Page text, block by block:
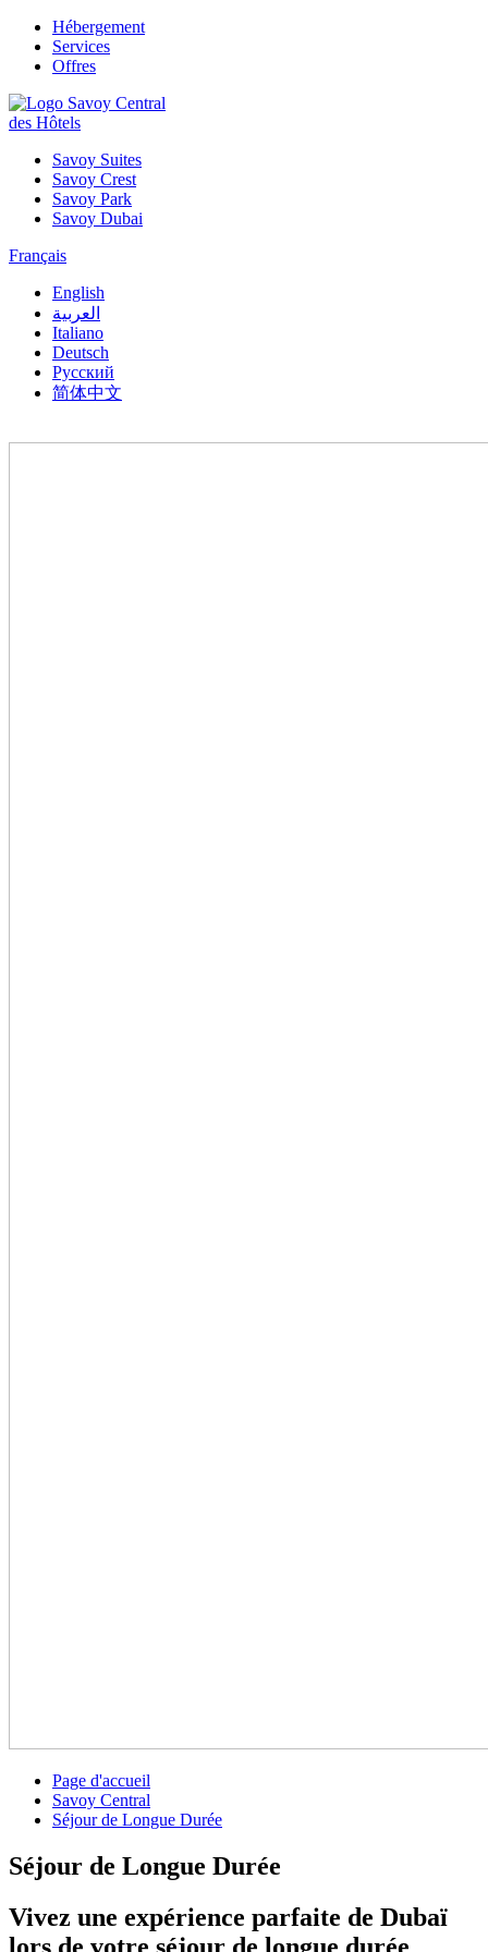
Hébergement
Services
Offres
des Hôtels
Savoy Suites
Savoy Crest
Savoy Park
Savoy Dubai
Français
English
العربية
Italiano
Deutsch
Русский
简体中文
Page d'accueil
Savoy Central
Séjour de Longue Durée
Séjour de Longue Durée
Vivez une expérience parfaite de Dubaï